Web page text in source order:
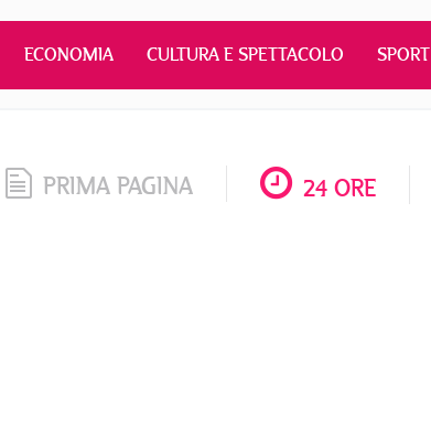
ECONOMIA CULTURA E SPETTACOLO SPORT
PRIMA PAGINA 24 ORE